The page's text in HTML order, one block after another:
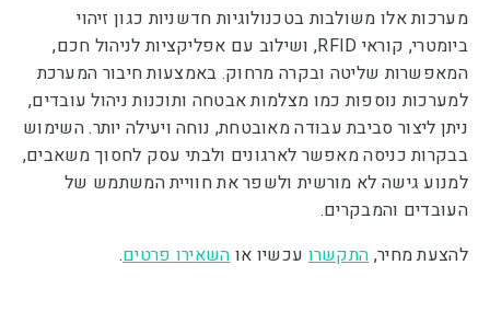
מערכות אלו משולבות בטכנולוגיות חדשניות כגון זיהוי
ביומטרי, קוראי RFID, ושילוב עם אפליקציות לניהול חכם,
המאפשרות שליטה ובקרה מרחוק. באמצעות חיבור המערכת
למערכות נוספות כמו מצלמות אבטחה ותוכנות ניהול עובדים,
ניתן ליצור סביבת עבודה מאובטחת, נוחה ויעילה יותר. השימוש
בבקרות כניסה מאפשר לארגונים ולבתי עסק לחסוך משאבים,
למנוע גישה לא מורשית ולשפר את חוויית המשתמש של
העובדים והמבקרים.
להצעת מחיר, התקשרו עכשיו או השאירו פרטים.